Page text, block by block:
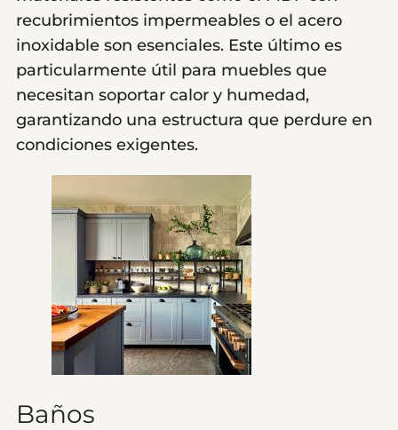
recubrimientos impermeables o el acero
inoxidable son esenciales. Este último es
particularmente útil para muebles que
necesitan soportar calor y humedad,
garantizando una estructura que perdure en
condiciones exigentes.
Baños